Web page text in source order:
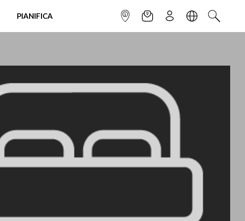
PIANIFICA INFOPOINTNEWSLETTER
ISCRIVITILINGUACERCA